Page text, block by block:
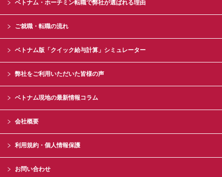
ベトナム・ホーチミン転職で弊社が選ばれる理由
ご就職・転職の流れ
ベトナム版「クイック給与計算」シミュレーター
弊社をご利用いただいた皆様の声
ベトナム現地の最新情報コラム
会社概要
利用規約・個人情報保護
お問い合わせ